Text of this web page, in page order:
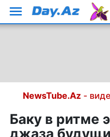
NewsTube.Az-
Баку в ритме
джаза